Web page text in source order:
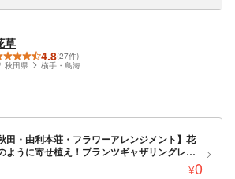
草
4.8(27件)
秋田県
横手・鳥海
田・由利本荘・フラワーアレンジメント】花
ように寄せ植え！プランツギャザリングレッ
¥0